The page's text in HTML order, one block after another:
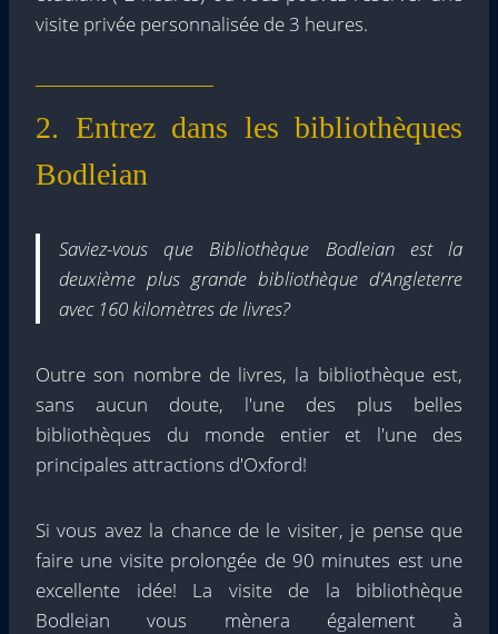
visite privée personnalisée de 3 heures.
2. Entrez dans les bibliothèques
Bodleian
Saviez-vous que Bibliothèque Bodleianest la
deuxième plus grande bibliothèque d'Angleterre
avec 160 kilomètres de livres?
Outre son nombre de livres, la bibliothèque est,
sans aucun doute, l'une des plus belles
bibliothèques du monde entier et l'une des
principales attractions d'Oxford!
Si vous avez la chance de le visiter, je pense que
faire une visite prolongée de 90 minutes est une
excellente idée! La visite de la bibliothèque
Bodleian vous mènera également à